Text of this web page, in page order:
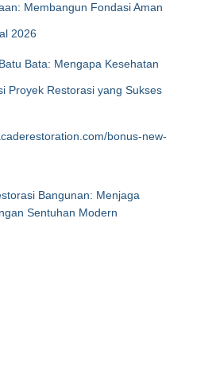
Membangun Fondasi Aman
2026
Bata: Mengapa Kesehatan
Proyek Restorasi yang Sukses
bonus-new-
Bangunan: Menjaga
Sentuhan Modern